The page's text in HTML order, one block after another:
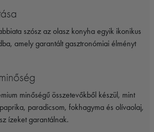
szósz az olasz konyha egyik ikonikus
amely garantált gasztronómiai élményt
minőségű összetevőkből készül, mint
paradicsom, fokhagyma és olívaolaj,
ízeket garantálnak.